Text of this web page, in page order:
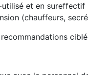
utilisé et en sureffectif
(chauffeurs,